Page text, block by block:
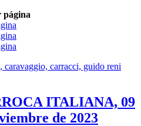
página
ITALIANA, 09
de 2023